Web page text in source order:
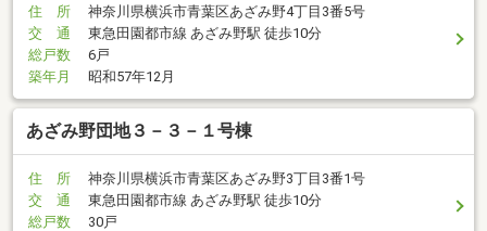
住 所
神奈川県横浜市青葉区あざみ野4丁目3番5号
交 通
東急田園都市線 あざみ野駅 徒歩10分
総戸数
6戸
築年月
昭和57年12月
あざみ野団地３－３－１号棟
住 所
神奈川県横浜市青葉区あざみ野3丁目3番1号
交 通
東急田園都市線 あざみ野駅 徒歩10分
総戸数
30戸